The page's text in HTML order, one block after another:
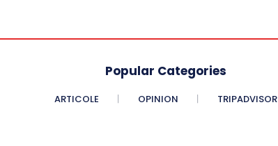
Popular Categories
ARTICOLE OPINION TRIPADVISOR